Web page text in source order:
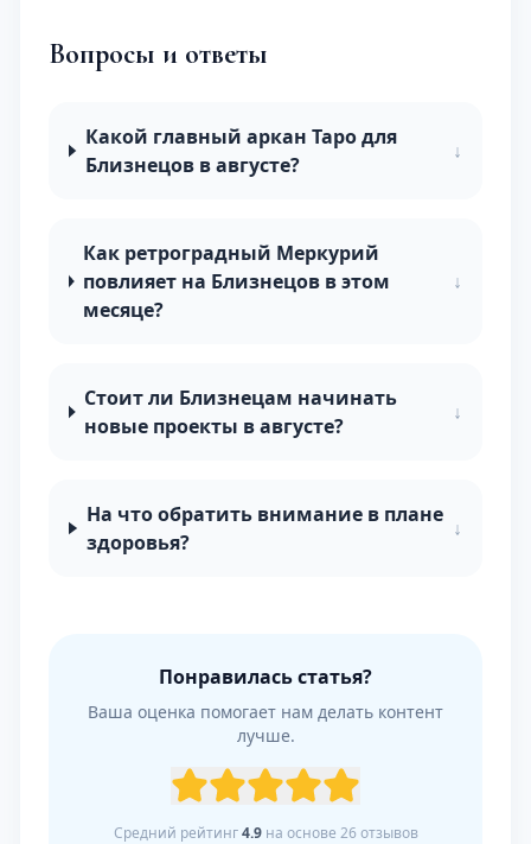
Вопросы и ответы
Какой главный аркан Таро для
Близнецов в августе?
↓
Как ретроградный Меркурий
повлияет на Близнецов в этом
месяце?
↓
Стоит ли Близнецам начинать
новые проекты в августе?
↓
На что обратить внимание в плане
здоровья?
↓
Понравилась статья?
Ваша оценка помогает нам делать контент
лучше.
Средний рейтинг4.9на основе 26 отзывов